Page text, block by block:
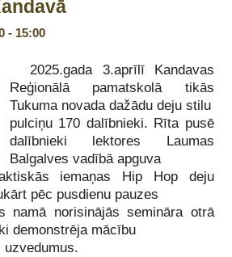
- 15:00
2025.gada 3.aprīlī Kandavas
Reģionālā pamatskolā tikās
Tukuma novada dažādu deju stilu
pulciņu 170 dalībnieki. Rīta pusē
dalībnieki lektores Laumas
Balgalves vadībā apguva
iemaņas Hip Hop deju
pēc pusdienu pauzes
namā norisinājās semināra otrā
demonstrēja mācību
uzvedumus.